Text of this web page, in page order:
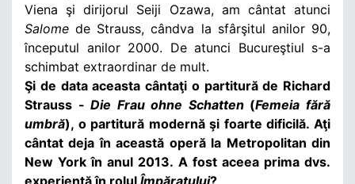
Viena şi dirijorul Seiji Ozawa, am cântat atunci
Salome de Strauss, cândva la sfârşitul anilor 90,
începutul anilor 2000. De atunci Bucureştiul s-a
schimbat extraordinar de mult.
Şi de data aceasta cântaţi o partitură de Richard
Strauss -Die Frau ohne Schatten(Femeia fără
umbră), o partitură modernă şi foarte dificilă. Aţi
cântat deja în această operă la Metropolitan din
New York în anul 2013. A fost aceea prima dvs.
experienţă în rolul Împăratului?